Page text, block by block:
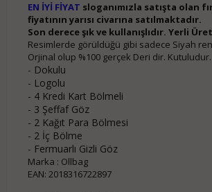
EN İYİ FİYAT sloganımızla satışta olan
fiyatının yarısı civarına satılmaktadır.
Son derece şık ve kullanışlıdır. Yerli
Resimlerde görüldüğü gibi sadece Siyah
Orjinal olup %100 gerçek Deri dir. Kutuludur.
- Dokulu
- Logolu
- 4 Kredi Kart Bölmeli
- 3 Şeffaf Göz
- 2 Kağıt Para Bölmesi
- 2 İç Bölme
- Fermuarlı Gizli Göz
Marka : Ollbag
EAN: 2018316722897